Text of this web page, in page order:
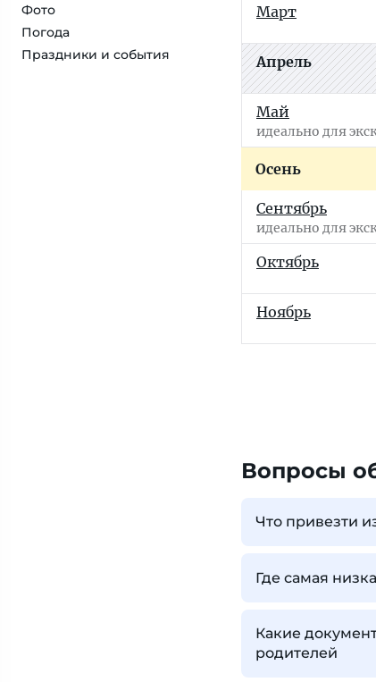
Фото
Погода
Праздники и события
Март
Апрель
Май
идеально для
Осень
Сентябрь
идеально для
Октябрь
Ноябрь
Вопросы
Что привезти
Где самая
Какие
родителей